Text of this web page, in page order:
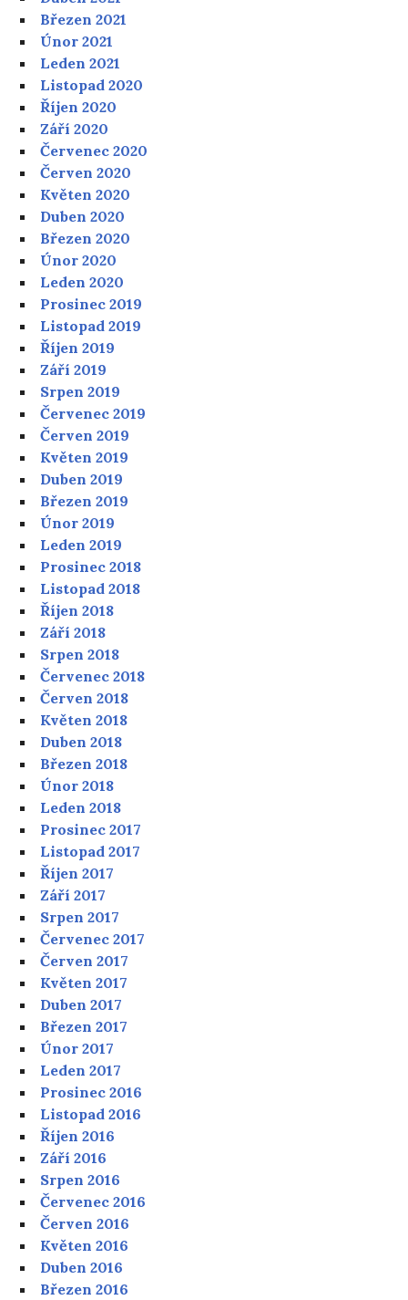
Březen 2021
Únor 2021
Leden 2021
Listopad 2020
Říjen 2020
Září 2020
Červenec 2020
Červen 2020
Květen 2020
Duben 2020
Březen 2020
Únor 2020
Leden 2020
Prosinec 2019
Listopad 2019
Říjen 2019
Září 2019
Srpen 2019
Červenec 2019
Červen 2019
Květen 2019
Duben 2019
Březen 2019
Únor 2019
Leden 2019
Prosinec 2018
Listopad 2018
Říjen 2018
Září 2018
Srpen 2018
Červenec 2018
Červen 2018
Květen 2018
Duben 2018
Březen 2018
Únor 2018
Leden 2018
Prosinec 2017
Listopad 2017
Říjen 2017
Září 2017
Srpen 2017
Červenec 2017
Červen 2017
Květen 2017
Duben 2017
Březen 2017
Únor 2017
Leden 2017
Prosinec 2016
Listopad 2016
Říjen 2016
Září 2016
Srpen 2016
Červenec 2016
Červen 2016
Květen 2016
Duben 2016
Březen 2016